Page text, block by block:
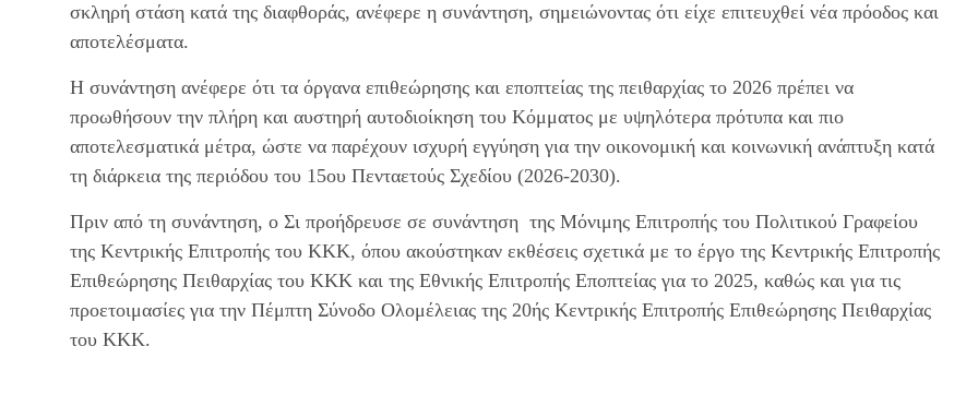
σκληρή στάση κατά της διαφθοράς, ανέφερε η συνάντηση, σημειώνοντας ότι είχε επιτευχθεί νέα πρόοδος και
αποτελέσματα.
Η συνάντηση ανέφερε ότι τα όργανα επιθεώρησης και εποπτείας της πειθαρχίας το 2026 πρέπει να
προωθήσουν την πλήρη και αυστηρή αυτοδιοίκηση του Κόμματος με υψηλότερα πρότυπα και πιο
αποτελεσματικά μέτρα, ώστε να παρέχουν ισχυρή εγγύηση για την οικονομική και κοινωνική ανάπτυξη κατά
τη διάρκεια της περιόδου του 15ου Πενταετούς Σχεδίου (2026-2030).
Πριν από τη συνάντηση, ο Σι προήδρευσε σε συνάντηση της Μόνιμης Επιτροπής του Πολιτικού Γραφείου
της Κεντρικής Επιτροπής του ΚΚΚ, όπου ακούστηκαν εκθέσεις σχετικά με το έργο της Κεντρικής Επιτροπής
Επιθεώρησης Πειθαρχίας του ΚΚΚ και της Εθνικής Επιτροπής Εποπτείας για το 2025, καθώς και για τις
προετοιμασίες για την Πέμπτη Σύνοδο Ολομέλειας της 20ής Κεντρικής Επιτροπής Επιθεώρησης Πειθαρχίας
του ΚΚΚ.